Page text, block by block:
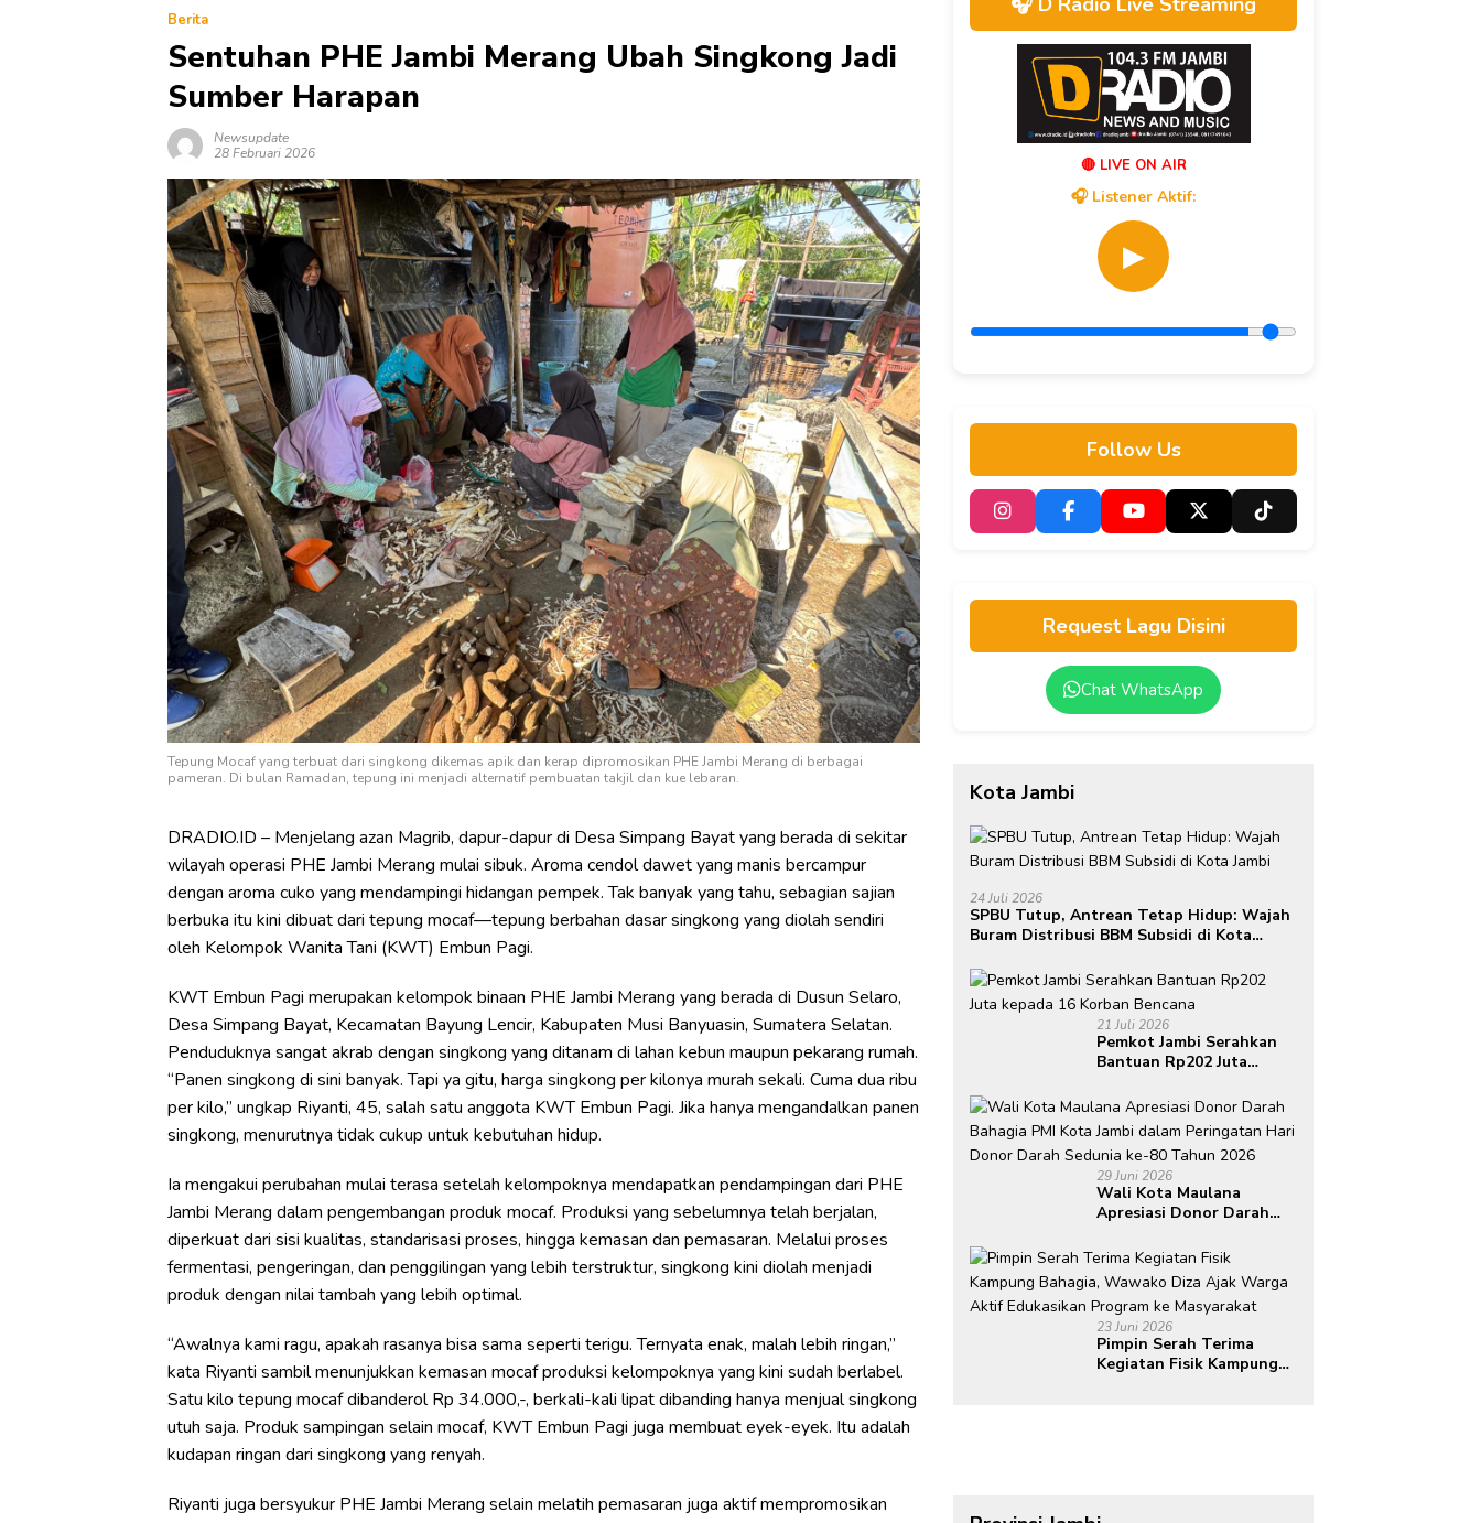
Berita
Sentuhan PHE Jambi Merang Ubah Singkong Jadi
Sumber Harapan
Newsupdate
28 Februari 2026
Tepung Mocaf yang terbuat dari singkong dikemas apik dan kerap dipromosikan PHE Jambi Merang di berbagai
pameran. Di bulan Ramadan, tepung ini menjadi alternatif pembuatan takjil dan kue lebaran.
DRADIO.ID – Menjelang azan Magrib, dapur-dapur di Desa Simpang Bayat yang berada di sekitar
wilayah operasi PHE Jambi Merang mulai sibuk. Aroma cendol dawet yang manis bercampur
dengan aroma cuko yang mendampingi hidangan pempek. Tak banyak yang tahu, sebagian sajian
berbuka itu kini dibuat dari tepung mocaf—tepung berbahan dasar singkong yang diolah sendiri
oleh Kelompok Wanita Tani (KWT) Embun Pagi.
KWT Embun Pagi merupakan kelompok binaan PHE Jambi Merang yang berada di Dusun Selaro,
Desa Simpang Bayat, Kecamatan Bayung Lencir, Kabupaten Musi Banyuasin, Sumatera Selatan.
Penduduknya sangat akrab dengan singkong yang ditanam di lahan kebun maupun pekarang rumah.
“Panen singkong di sini banyak. Tapi ya gitu, harga singkong per kilonya murah sekali. Cuma dua ribu
per kilo,” ungkap Riyanti, 45, salah satu anggota KWT Embun Pagi. Jika hanya mengandalkan panen
singkong, menurutnya tidak cukup untuk kebutuhan hidup.
Ia mengakui perubahan mulai terasa setelah kelompoknya mendapatkan pendampingan dari PHE
Jambi Merang dalam pengembangan produk mocaf. Produksi yang sebelumnya telah berjalan,
diperkuat dari sisi kualitas, standarisasi proses, hingga kemasan dan pemasaran. Melalui proses
fermentasi, pengeringan, dan penggilingan yang lebih terstruktur, singkong kini diolah menjadi
produk dengan nilai tambah yang lebih optimal.
“Awalnya kami ragu, apakah rasanya bisa sama seperti terigu. Ternyata enak, malah lebih ringan,”
kata Riyanti sambil menunjukkan kemasan mocaf produksi kelompoknya yang kini sudah berlabel.
Satu kilo tepung mocaf dibanderol Rp 34.000,-, berkali-kali lipat dibanding hanya menjual singkong
utuh saja. Produk sampingan selain mocaf, KWT Embun Pagi juga membuat eyek-eyek. Itu adalah
kudapan ringan dari singkong yang renyah.
Riyanti juga bersyukur PHE Jambi Merang selain melatih pemasaran juga aktif mempromosikan
🔴 LIVE ON AIR
🎧 Listener Aktif:
▶
Follow Us
Request Lagu Disini
Chat WhatsApp
Kota Jambi
24 Juli 2026
SPBU Tutup, Antrean Tetap Hidup: Wajah
Buram Distribusi BBM Subsidi di Kota
21 Juli 2026
Pemkot Jambi Serahkan
Bantuan Rp202 Juta
Bencana
29 Juni 2026
Wali Kota Maulana
Apresiasi Donor Darah
dalam Peringatan Hari
Donor Darah Sedunia ke-
80 Tahun 2026
23 Juni 2026
Pimpin Serah Terima
Kegiatan Fisik Kampung